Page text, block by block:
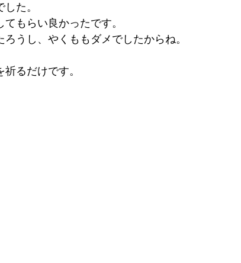
た。
もらい良かったです。
うし、やくももダメでしたからね。
るだけです。